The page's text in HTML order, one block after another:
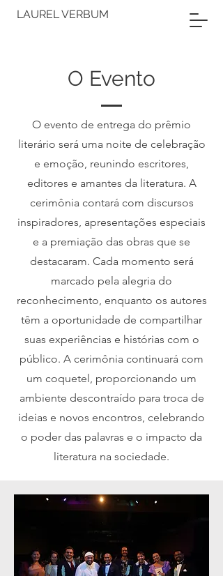
LAUREL VERBUM
O Evento
O evento de entrega do prêmio
literário será uma noite de celebração
e emoção, reunindo escritores,
editores e amantes da literatura. A
cerimônia contará com discursos
inspiradores, apresentações especiais
e a premiação das obras que se
destacaram. Cada momento será
marcado pela alegria do
reconhecimento, enquanto os autores
têm a oportunidade de compartilhar
suas experiências e histórias com o
público. A cerimônia continuará com
um coquetel, proporcionando um
ambiente descontraído para troca de
ideias e novos encontros, celebrando
o poder das palavras e o impacto da
literatura na sociedade.